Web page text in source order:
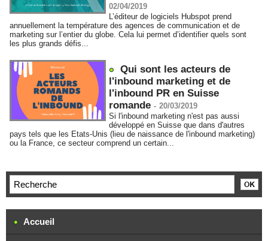
02/04/2019
L’éditeur de logiciels Hubspot prend
annuellement la température des agences de communication et de
marketing sur l’entier du globe. Cela lui permet d’identifier quels sont
les plus grands défis...
Qui sont les acteurs de
l'inbound marketing et de
l'inbound PR en Suisse
romande - 20/03/2019
Si l'inbound marketing n'est pas aussi
développé en Suisse que dans d'autres
pays tels que les Etats-Unis (lieu de naissance de l'inbound marketing)
ou la France, ce secteur comprend un certain...
Accueil